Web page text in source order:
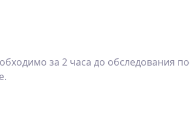
за 2 часа до обследования